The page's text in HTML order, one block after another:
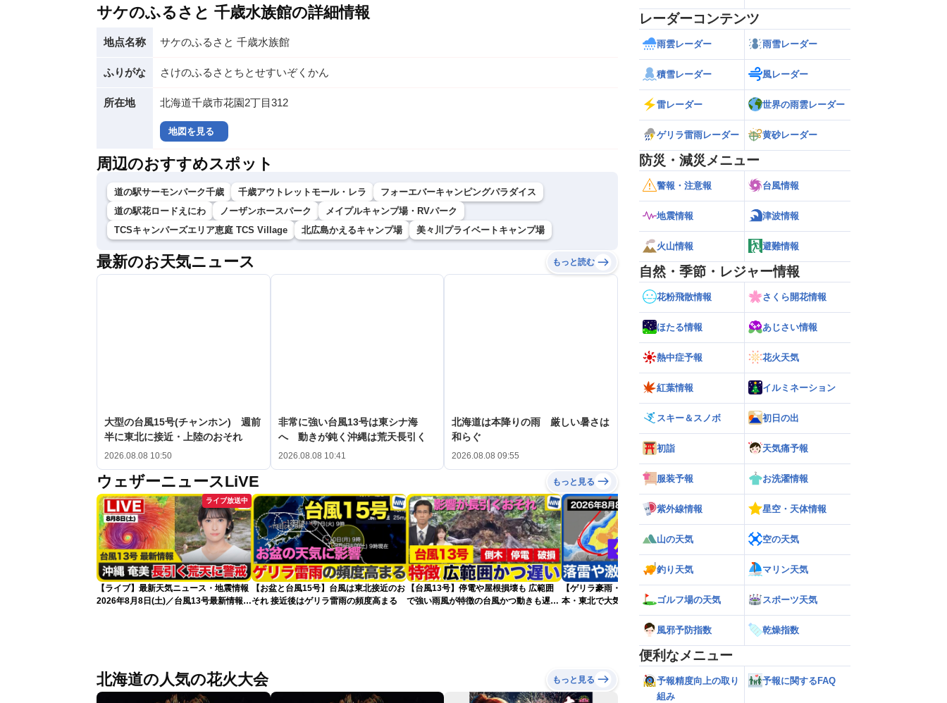
サケのふるさと 千歳水族館の詳細情報
地点名称 サケのふるさと 千歳水族館
ふりがな さけのふるさとちとせすいぞくかん
所在地 北海道千歳市花園2丁目312
地図を見る
周辺のおすすめスポット
道の駅サーモンパーク千歳 千歳アウトレットモール・レラ
フォーエバーキャンピングパラダイス
道の駅花ロードえにわ
ノーザンホースパーク
メイプルキャンプ場・RVパーク
TCSキャンパーズエリア恵庭 TCS Village
北広島かえるキャンプ場 ​美々川プライベートキャンプ場
最新のお天気ニュース もっと読む
大型の台風15号(チャンホン) 週前
半に東北に接近・上陸のおそれ
2026.08.08 10:50
非常に強い台風13号は東シナ海
へ 動きが鈍く沖縄は荒天長引く
2026.08.08 10:41
北海道は本降りの雨 厳しい暑さは
和らぐ
2026.08.08 09:55
ウェザーニュースLiVE もっと見る
ライブ放送中
【ライブ】最新天気ニュース・地震情報
2026年8月8日(土)／台風13号最新情報
【お盆と台風15号】台風は東北接近のお
それ 接近後はゲリラ雷雨の頻度高まる
【台風13号】停電や屋根損壊も 広範囲
で強い雨風が特徴の台風かつ動きも遅く
【ゲリラ豪雨・落雷警戒】午後は東日
本・東北で大気の状態が非常に不安定に
【台風13号 2026】台風離れてもスパイ
ラルバンドによる大雨警戒（8日6時情
報）
北海道の人気の花火大会 もっと見る
レーダーコンテンツ
雨雲レーダー 雨雪レーダー
積雪レーダー 風レーダー
雷レーダー 世界の雨雲レーダー
ゲリラ雷雨レーダー 黄砂レーダー
防災・減災メニュー
警報・注意報 台風情報
地震情報 津波情報
火山情報 避難情報
自然・季節・レジャー情報
花粉飛散情報 さくら開花情報
ほたる情報 あじさい情報
熱中症予報 花火天気
紅葉情報 イルミネーション
スキー＆スノボ 初日の出
初詣 天気痛予報
服装予報 お洗濯情報
紫外線情報 星空・天体情報
山の天気 空の天気
釣り天気 マリン天気
ゴルフ場の天気 スポーツ天気
風邪予防指数 乾燥指数
便利なメニュー
予報精度向上の取り
組み
予報に関するFAQ